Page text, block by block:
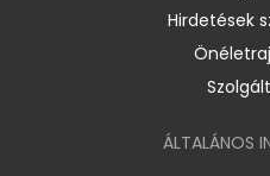
Hirdetések
ÁLTALÁNOS